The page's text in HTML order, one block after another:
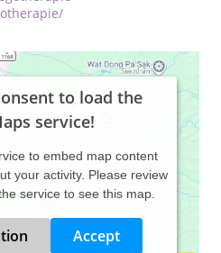
to load the
service!
to embed map content
your activity. Please review
service to see this map.
Accept